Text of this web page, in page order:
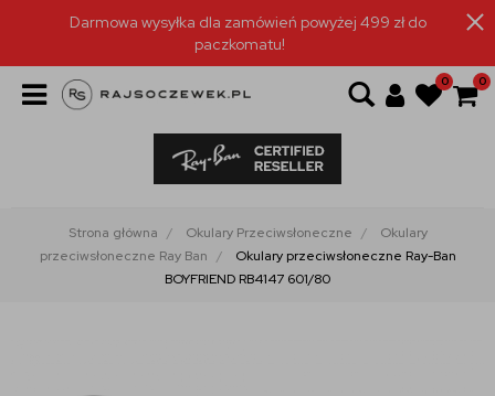
Darmowa wysyłka dla zamówień powyżej 499 zł do
paczkomatu!
0 0
Strona główna Okulary Przeciwsłoneczne
Okulary
przeciwsłoneczne Ray Ban
Okulary przeciwsłoneczne Ray-Ban
BOYFRIEND RB4147 601/80